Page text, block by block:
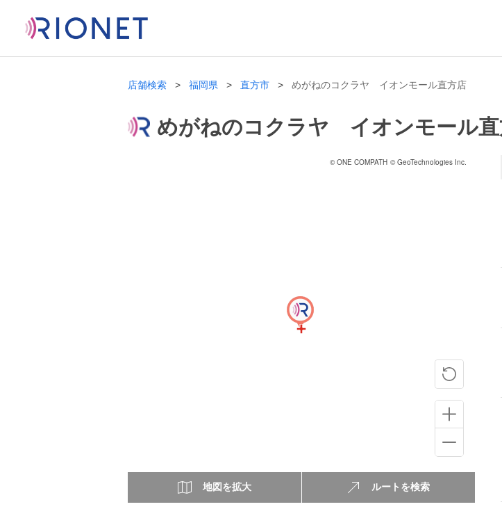
店舗検索 福岡県 直方市 めがねのコクラヤ イオンモール直方店
めがねのコクラヤ イオンモール直
© ONE COMPATH © GeoTechnologies Inc.
地図を拡大 ルートを検索